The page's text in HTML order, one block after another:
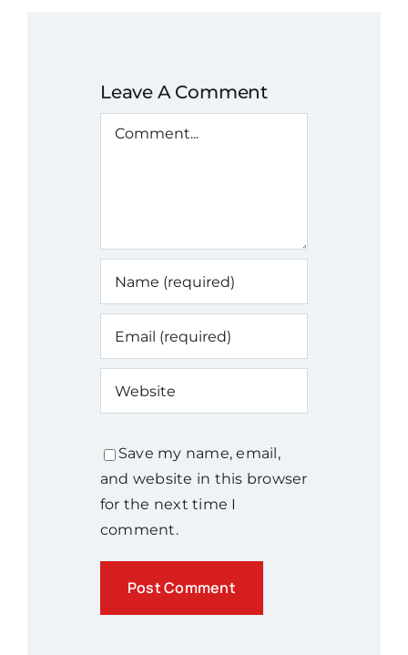
Leave A Comment
Comment
Save my name, email,
and website in this browser
for the next time I
comment.